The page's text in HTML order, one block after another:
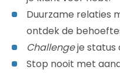
Duurzame relaties
ontdek de
Challengeje status
Stop nooit met